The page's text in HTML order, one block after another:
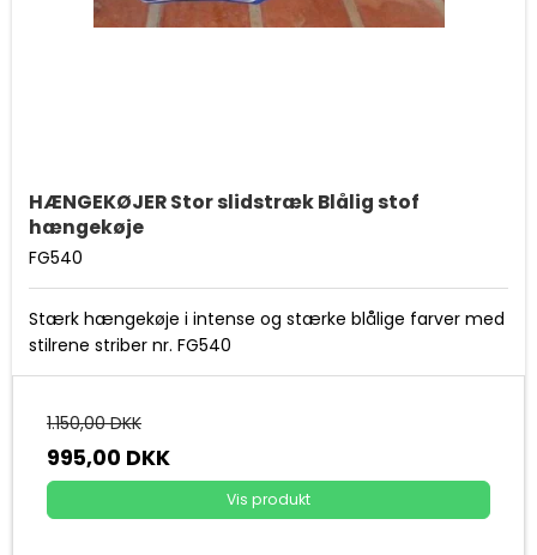
HÆNGEKØJER Stor slidstræk Blålig stof
hængekøje
FG540
Stærk hængekøje i intense og stærke blålige farver med
stilrene striber nr. FG540
1.150,00 DKK
995,00 DKK
Vis produkt